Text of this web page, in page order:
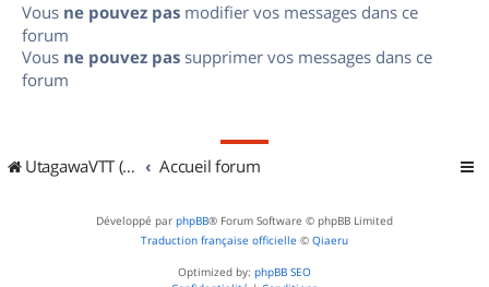
Vous ne pouvez pas modifier vos messages dans ce
forum
Vous ne pouvez pas supprimer vos messages dans ce
forum
UtagawaVTT (Randos VTT et VTTAE avec traces GPS) Accueil forum
Développé par phpBB® Forum Software © phpBB Limited
Traduction française officielle © Qiaeru
Optimized by: phpBB SEO